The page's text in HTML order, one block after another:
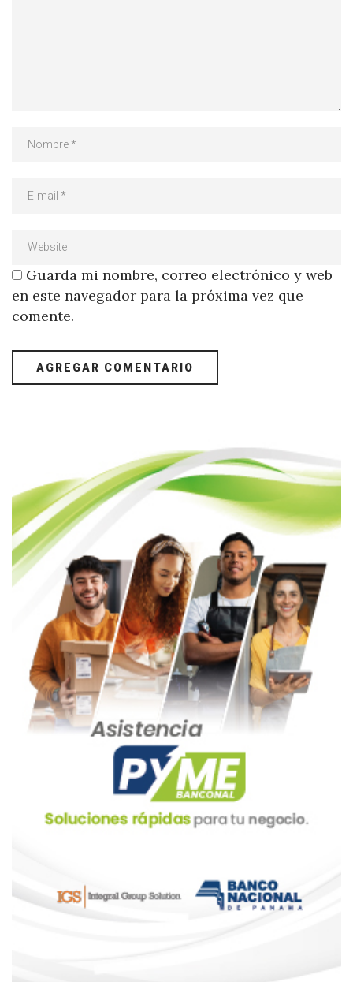
Guarda mi nombre, correo electrónico y web
en este navegador para la próxima vez que
comente.